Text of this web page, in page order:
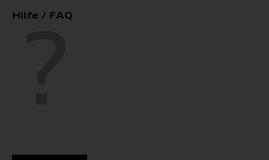
Hilfe / FAQ